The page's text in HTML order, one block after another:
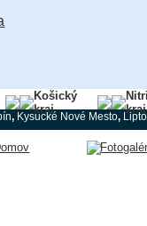
Košický
kraj
kraj
, Kysucké Nové Mesto,